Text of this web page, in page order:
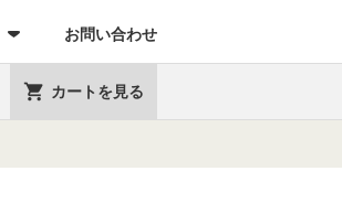
お問い合わせ
 カートを見る